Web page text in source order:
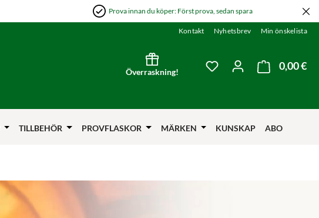
Prova innan du köper: Först prova, sedan spara
Kontakt Nyhetsbrev Min önskelista
Överraskning!
Du har 0 objekt i0,00 €
TILLBEHÖR PROVFLASKOR MÄRKEN KUNSKAP ABO